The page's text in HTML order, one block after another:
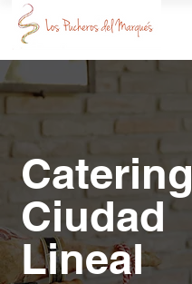
Catering
Ciudad
Lineal